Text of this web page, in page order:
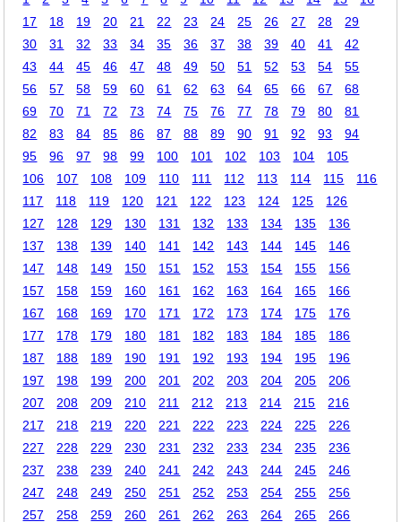
17
18 19 20 21 22 23 24 25 26 27 28
29
30
31 32 33 34 35 36 37 38 39 40 41
42
43
44 45 46 47 48 49 50 51 52 53 54
55
56
57 58 59 60 61 62 63 64 65 66 67
68
69
70 71 72 73 74 75 76 77 78 79 80
81
82
83 84 85 86 87 88 89 90 91 92 93
94
95
96 97 98 99 100 101 102 103 104
105
106
107 108 109 110 111 112 113 114 115
116
117
118 119 120 121 122 123 124 125
126
127
128 129 130 131 132 133 134 135
136
137
138 139 140 141 142 143 144 145
146
147
148 149 150 151 152 153 154 155
156
157
158 159 160 161 162 163 164 165
166
167
168 169 170 171 172 173 174 175
176
177
178 179 180 181 182 183 184 185
186
187
188 189 190 191 192 193 194 195
196
197
198 199 200 201 202 203 204 205
206
207
208 209 210 211 212 213 214 215
216
217
218 219 220 221 222 223 224 225
226
227
228 229 230 231 232 233 234 235
236
237
238 239 240 241 242 243 244 245
246
247
248 249 250 251 252 253 254 255
256
257
258 259 260 261 262 263 264 265 266